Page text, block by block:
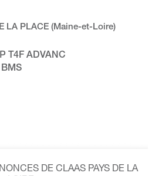
LA PLACE (Maine-et-Loire)
T4F ADVANC
DE CLAAS PAYS DE LA